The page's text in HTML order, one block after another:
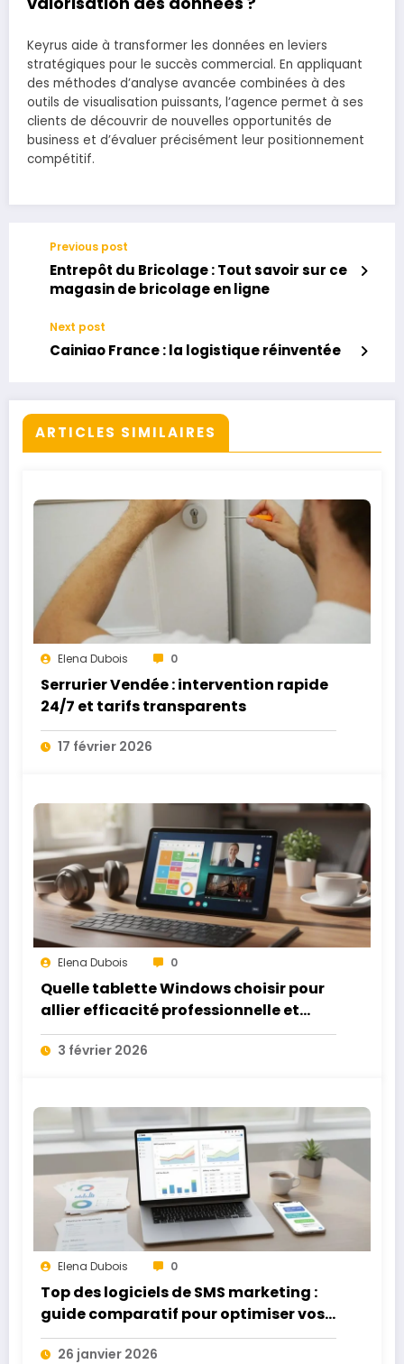
Keyrus aide à transformer les données en leviers
stratégiques pour le succès commercial. En appliquant
des méthodes d’analyse avancée combinées à des
outils de visualisation puissants, l’agence permet à ses
clients de découvrir de nouvelles opportunités de
business et d’évaluer précisément leur positionnement
compétitif.
Previous post
Entrepôt du Bricolage : Tout savoir sur ce
magasin de bricolage en ligne
Next post
Cainiao France : la logistique réinventée
ARTICLES SIMILAIRES
Elena Dubois 0
Serrurier Vendée : intervention rapide
24/7 et tarifs transparents
17 février 2026
Elena Dubois 0
Quelle tablette Windows choisir pour
allier efficacité professionnelle et
plaisir personnel ?
3 février 2026
Elena Dubois 0
Top des logiciels de SMS marketing :
guide comparatif pour optimiser vos
campagnes
26 janvier 2026